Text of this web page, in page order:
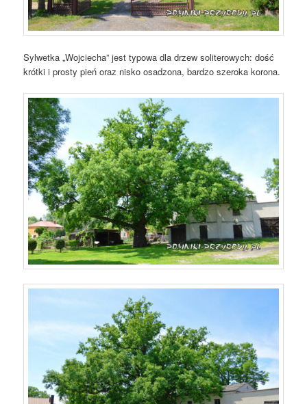
Sylwetka „Wojciecha” jest typowa dla drzew soliterowych: dość
krótki i prosty pień oraz nisko osadzona, bardzo szeroka korona.